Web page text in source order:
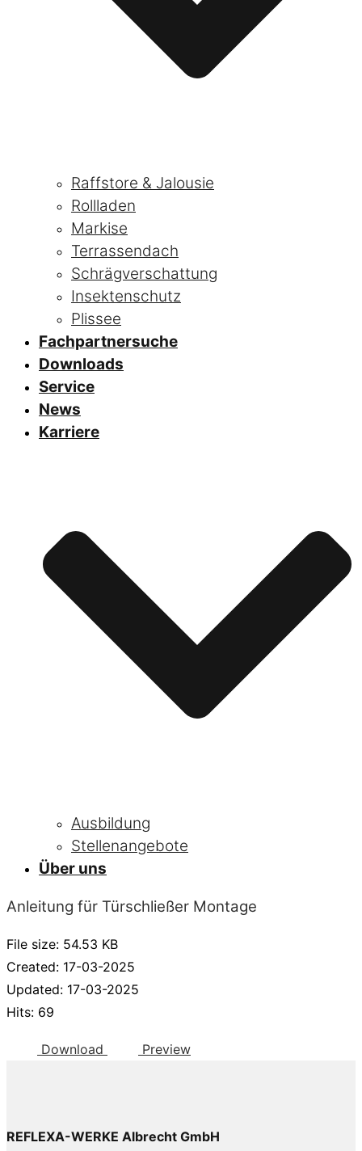
Raffstore & Jalousie
Rollladen
Markise
Terrassendach
Schrägverschattung
Insektenschutz
Plissee
Fachpartnersuche
Downloads
Service
News
Karriere
Ausbildung
Stellenangebote
Über uns
Anleitung für Türschließer Montage
File size: 54.53 KB
Created: 17-03-2025
Updated: 17-03-2025
Hits: 69
Download Preview
REFLEXA-WERKE Albrecht GmbH